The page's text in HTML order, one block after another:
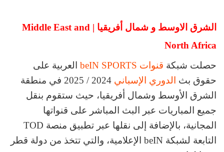
الشرق الاوسط و شمال أفريقيا | Middle East and
North Africa
حصلت شبكة قنوات beIN SPORTS
العربية على
حقوق بث
الدوري الإسباني
2024 / 2025 في منطقة
الشرق الأوسط وشمال أفريقيا، حيث ستقوم بنقل
جميع المباريات عبر البث المباشر على قنواتها
المجانية، بالإضافة إلى نقلها عبر تطبيق منصة TOD
التابعة لشبكة beIN الإعلامية، والتي تتخذ من دولة قطر